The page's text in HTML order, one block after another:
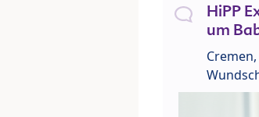
HiPP
um